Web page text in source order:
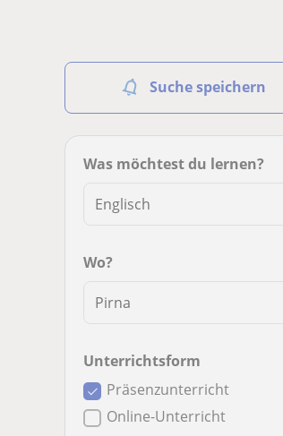
Suche speichern
Was möchtest du lernen?
Wo?
Unterrichtsform
Präsenzunterricht
Online-Unterricht